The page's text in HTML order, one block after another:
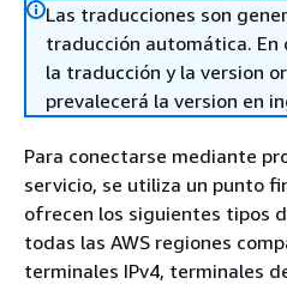
Las traducciones son
traducción automática.
la traducción y la version
prevalecerá la version en
Para conectarse mediante
servicio, se utiliza un punto
ofrecen los siguientes tipos
todas las AWS regiones
terminales IPv4, terminales